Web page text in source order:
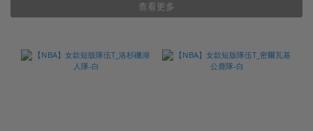
查看更多